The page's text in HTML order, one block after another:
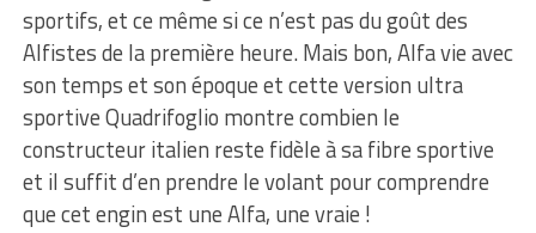
sportifs, et ce même si ce n’est pas du goût des
Alfistes de la première heure. Mais bon, Alfa vie avec
son temps et son époque et cette version ultra
sportive Quadrifoglio montre combien le
constructeur italien reste fidèle à sa fibre sportive
et il suffit d’en prendre le volant pour comprendre
que cet engin est une Alfa, une vraie !